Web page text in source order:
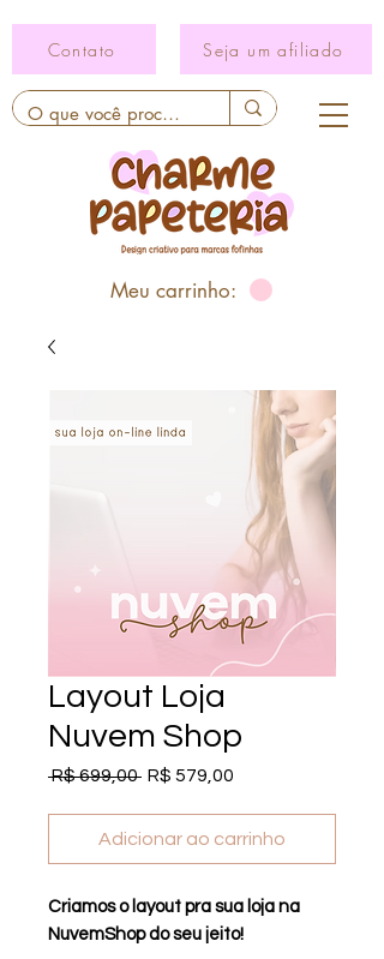
Contato Seja um afiliado
Meu carrinho:
Layout Loja
Nuvem Shop
R$ 699,00 Preço normal
R$ 579,00
Adicionar ao carrinho
Criamos o layout pra sua loja na
NuvemShop do seu jeito!